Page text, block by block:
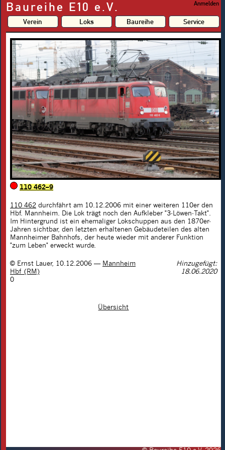
Baureihe E10 e.V. Anmelden
Verein Loks Baureihe Service
110 462–9
110 462 durchfährt am 10.12.2006 mit einer weiteren 110er den
Hbf. Mannheim. Die Lok trägt noch den Aufkleber "3-Löwen-Takt".
Im Hintergrund ist ein ehemaliger Lokschuppen aus den 1870er-
Jahren sichtbar, den letzten erhaltenen Gebäudeteilen des alten
Mannheimer Bahnhofs, der heute wieder mit anderer Funktion
"zum Leben" erweckt wurde.
© Ernst Lauer, 10.12.2006 — Mannheim
Hbf (RM)
Hinzugefügt:
18.06.2020
0
Übersicht